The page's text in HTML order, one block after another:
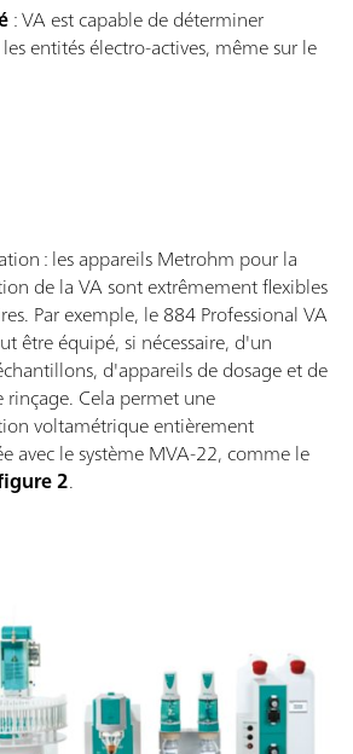
: VA est capable de déterminer
entités électro-actives, même sur le
: les appareils Metrohm pour la
de la VA sont extrêmement flexibles
Par exemple, le 884 Professional VA
être équipé, si nécessaire, d'un
d'appareils de dosage et de
rinçage. Cela permet une
voltamétrique entièrement
avec le système MVA-22, comme le
2.